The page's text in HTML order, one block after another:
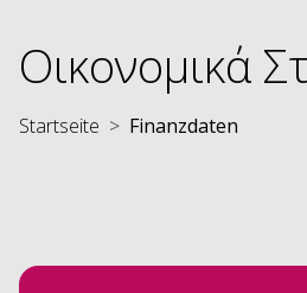
Οικονομικά
Startseite Finanzdaten